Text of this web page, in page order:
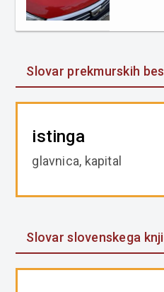
Slovar prekmurskih
istinga
glavnica, kapital
Slovar slovenskega